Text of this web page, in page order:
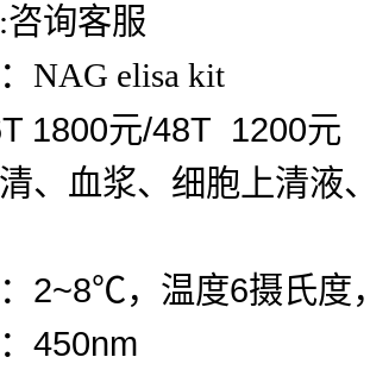
询客服
NAG elisa kit
1800元/48T 1200元
、血浆、细胞上清液
2~8℃，温度6摄氏度
450nm